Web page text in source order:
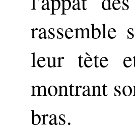
rassemble
leur tète
montrant
bras.